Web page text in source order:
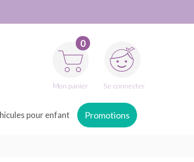
0
Mon panier Se connecter
pour enfant Promotions